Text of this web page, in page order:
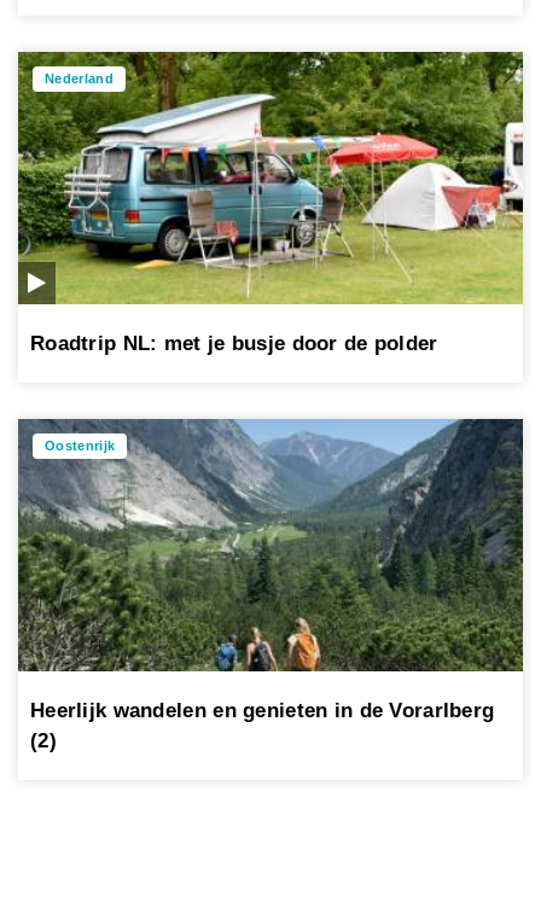
Nederland
Roadtrip NL: met je busje door de polder
Oostenrijk
Heerlijk wandelen en genieten in de Vorarlberg
(2)